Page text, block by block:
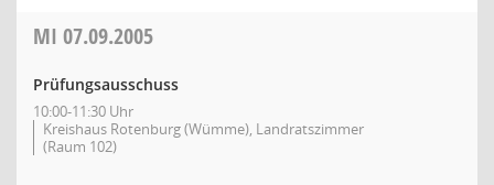
MI 07.09.2005
Prüfungsausschuss
10:00-11:30 Uhr
Kreishaus Rotenburg (Wümme), Landratszimmer
(Raum 102)